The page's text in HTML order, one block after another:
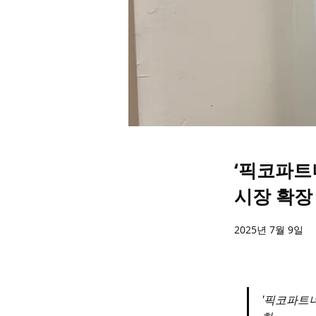
‘픽코파
시장 확
2025년 7월 9일
'픽코파트